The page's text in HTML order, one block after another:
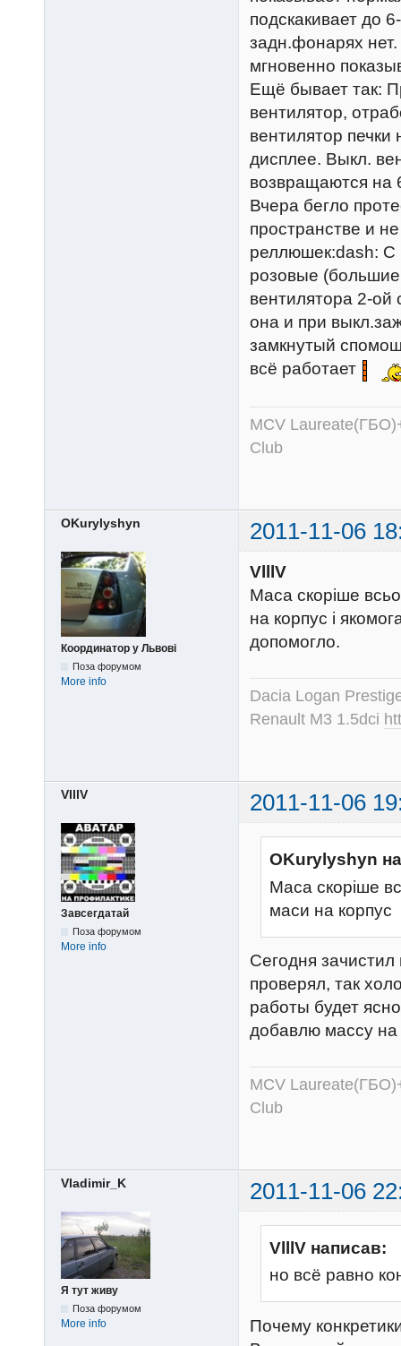
подскакивает до
задн.фонарях
мгновенно
Ещё бывает так:
вентилятор,
вентилятор
дисплее. Выкл.
возвращаются на
Вчера бегло
пространстве и
реллюшек:dash: С
розовые
вентилятора 2-ой
она и при
замкнутый
всё работает
MCV
Club
OKurylyshyn 2011-11-06
Координатор у Львові
Поза форумом
More info
VlllV
Маса скоріше
на корпус і
допомогло.
Dacia Logan
Renault M3 1.5dci
VlllV 2011-11-06
Завсегдатай
Поза форумом
More info
OKurylyshyn
Маса скоріше
маси на корпус
Сегодня
проверял, так
работы будет
добавлю массу на
MCV
Club
Vladimir_K 2011-11-06
Я тут живу
Поза форумом
More info
VlllV написав:
но всё равно
Почему